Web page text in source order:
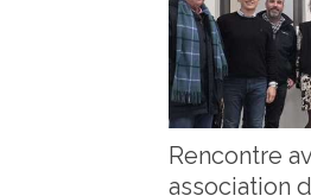
Rencontre
association